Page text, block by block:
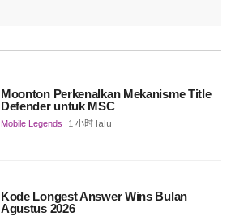
Moonton Perkenalkan Mekanisme Title
Defender untuk MSC
Mobile Legends 1 小时 lalu
Kode Longest Answer Wins Bulan
Agustus 2026